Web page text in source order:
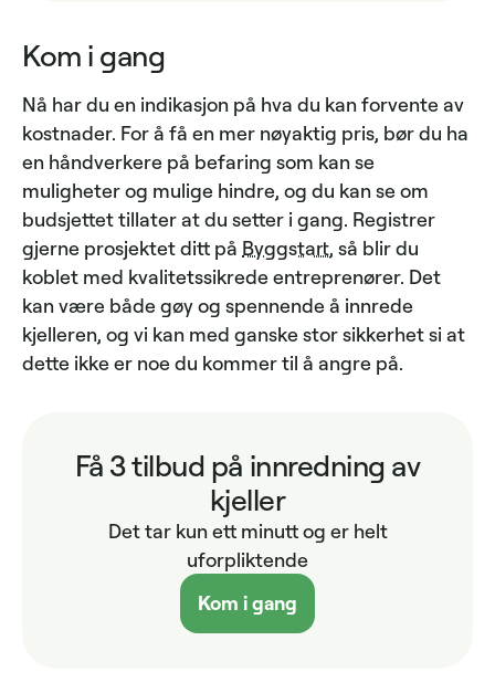
Kom i gang
Nå har du en indikasjon på hva du kan forvente av
kostnader. For å få en mer nøyaktig pris, bør du ha
en håndverkere på befaring som kan se
muligheter og mulige hindre, og du kan se om
budsjettet tillater at du setter i gang. Registrer
gjerne prosjektet ditt på Byggstart, så blir du
koblet med kvalitetssikrede entreprenører. Det
kan være både gøy og spennende å innrede
kjelleren, og vi kan med ganske stor sikkerhet si at
dette ikke er noe du kommer til å angre på.
Få 3 tilbud på innredning av
kjeller
Det tar kun ett minutt og er helt
uforpliktende
Kom i gang